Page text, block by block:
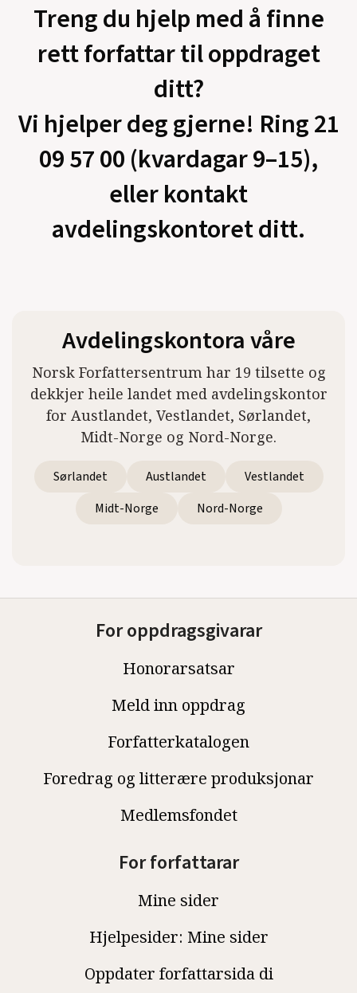
Treng du hjelp med å finne
rett forfattar til oppdraget
ditt?
Vi hjelper deg gjerne! Ring 21
09 57 00 (kvardagar 9–15),
eller kontakt
avdelingskontoret ditt.
Avdelingskontora våre
Norsk Forfattersentrum har 19 tilsette og
dekkjer heile landet med avdelingskontor
for Austlandet, Vestlandet, Sørlandet,
Midt-Norge og Nord-Norge.
Sørlandet Austlandet
Vestlandet
Midt-Norge
Nord-Norge
For oppdragsgivarar
Honorarsatsar
Meld inn oppdrag
Forfatterkatalogen
Foredrag og litterære produksjonar
Medlemsfondet
For forfattarar
Mine sider
Hjelpesider: Mine sider
Oppdater forfattarsida di